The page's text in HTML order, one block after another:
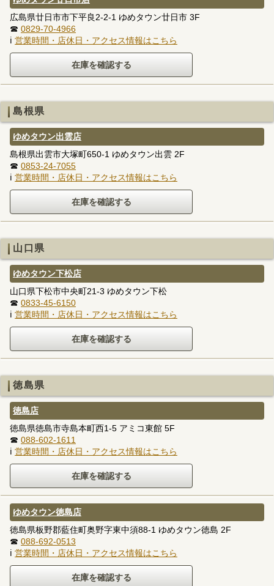
広島県廿日市市下平良2-2-1 ゆめタウン廿日市 3F
☎ 0829-70-4966
ℹ 営業時間・店休日・アクセス情報はこちら
島根県
ゆめタウン出雲店
島根県出雲市大塚町650-1 ゆめタウン出雲 2F
☎ 0853-24-7055
ℹ 営業時間・店休日・アクセス情報はこちら
山口県
ゆめタウン下松店
山口県下松市中央町21-3 ゆめタウン下松
☎ 0833-45-6150
ℹ 営業時間・店休日・アクセス情報はこちら
徳島県
徳島店
徳島県徳島市寺島本町西1-5 アミコ東館 5F
☎ 088-602-1611
ℹ 営業時間・店休日・アクセス情報はこちら
ゆめタウン徳島店
徳島県板野郡藍住町奥野字東中須88-1 ゆめタウン徳島 2F
☎ 088-692-0513
ℹ 営業時間・店休日・アクセス情報はこちら